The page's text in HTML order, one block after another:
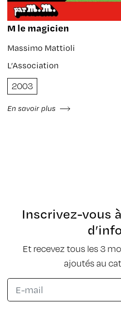
M le magicien
Massimo Mattioli
L’Association
2003
En savoir plus
Inscrivez-vous
Et recevez tous les 3
ajoutés au